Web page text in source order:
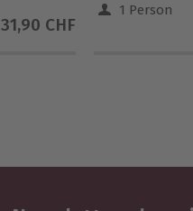
31,90 CHF
1 Person